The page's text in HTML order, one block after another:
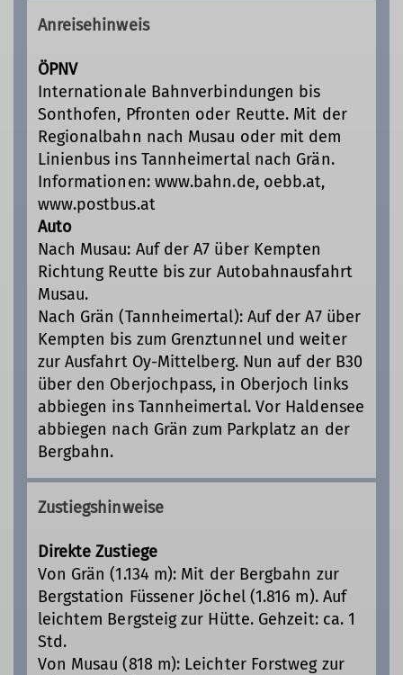
Anreisehinweis
ÖPNV
Internationale Bahnverbindungen bis
Sonthofen, Pfronten oder Reutte. Mit der
Regionalbahn nach Musau oder mit dem
Linienbus ins Tannheimertal nach Grän.
Informationen: www.bahn.de, oebb.at,
www.postbus.at
Auto
Nach Musau: Auf der A7 über Kempten
Richtung Reutte bis zur Autobahnausfahrt
Musau.
Nach Grän (Tannheimertal): Auf der A7 über
Kempten bis zum Grenztunnel und weiter
zur Ausfahrt Oy-Mittelberg. Nun auf der B30
über den Oberjochpass, in Oberjoch links
abbiegen ins Tannheimertal. Vor Haldensee
abbiegen nach Grän zum Parkplatz an der
Bergbahn.
Zustiegshinweise
Direkte Zustiege
Von Grän (1.134 m): Mit der Bergbahn zur
Bergstation Füssener Jöchel (1.816 m). Auf
leichtem Bergsteig zur Hütte. Gehzeit: ca. 1
Std.
Von Musau (818 m): Leichter Forstweg zur